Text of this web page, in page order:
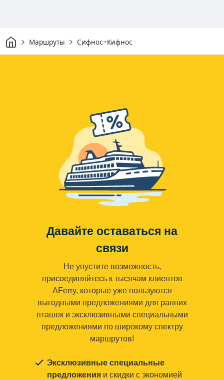
ДомМаршруты Сифнос-Кифнос
Давайте оставаться на
связи
Не упустите возможность,
присоединяйтесь к тысячам клиентов
AFerry, которые уже пользуются
выгодными предложениями для ранних
пташек и эксклюзивными специальными
предложениями по широкому спектру
маршрутов!
Эксклюзивные специальные
предложения и скидки с экономией